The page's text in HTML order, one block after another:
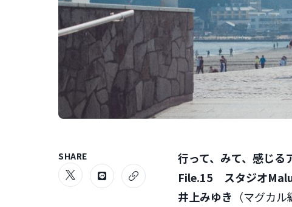
行って、みて、感じる
File.15 スタジオ
井上みゆき （マグカル
SHARE